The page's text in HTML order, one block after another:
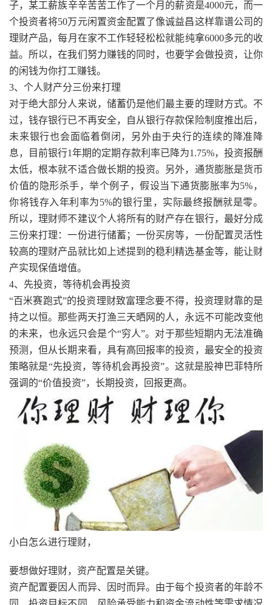
子，某工薪族辛辛苦苦工作了一个月的薪资是4000元，而一
个投资者将50万元闲置资金配置了像诚益昌这样靠谱公司的
理财产品，每月在家不工作轻轻松松就能纯拿6000多元的收
益。所以，在我们努力赚钱的同时，也要学会做投资，让你
的闲钱为你打工赚钱。
3、个人财产分三份来打理
对于绝大部分人来说，储蓄仍是他们最主要的理财方式。不
过，钱存银行已不再安全，自从银行存款保险制度推出后，
未来银行也会面临着倒闭，另外由于央行的连续的降准降
息，目前银行1年期的定期存款利率已降为1.75%，投资报酬
太低，根本就不适合做长期的投资。另外，通货膨胀是货币
价值的隐形杀手，举个例子，假设当下通货膨胀率为5%，
你将钱存入年利率为5%的银行里，实际最终报酬就是零。
所以，理财师不建议个人将所有的财产存在银行，最好分成
三份来打理：一份进行储蓄；一份买房等，一份配置灵活性
较高的理财产品就比如上述提到的稳利精选基金等，能让财
产实现保值增值。
4、先投资，等待机会再投资
“百米赛跑式”的投资理财致富理念要不得，投资理财靠的是
持之以恒。那些两天打渔三天晒网的人，永远不可能改变他
的未来，也永远只会是个“穷人”。对于那些短期内无法准确
预测，但从长期来看，具有高回报率的投资，最安全的投资
策略就是“先投资，等待机会再投资”。这就是股神巴菲特所
强调的“价值投资”，长期投资，回报更高。
小白怎么进行理财，
要想做好理财，资产配置是关键。
资产配置要因人而异、因时而异。由于每个投资者的年龄不